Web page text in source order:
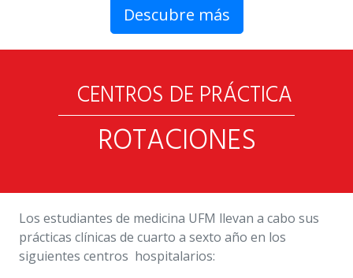
Descubre más
CENTROS DE PRÁCTICA
ROTACIONES
Los estudiantes de medicina UFM llevan a cabo sus
prácticas clínicas de cuarto a sexto año en los
siguientes centros hospitalarios: